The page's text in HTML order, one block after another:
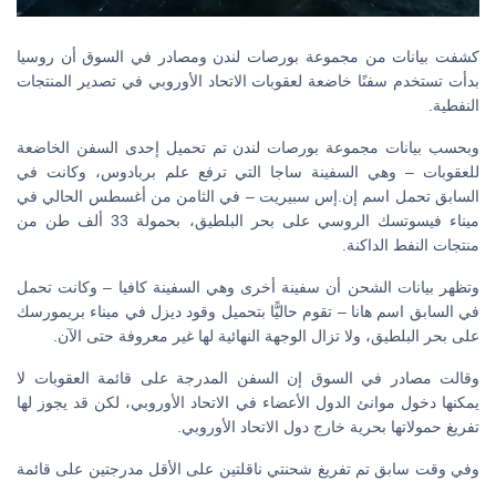
كشفت بيانات من مجموعة بورصات لندن ومصادر في السوق أن روسيا
بدأت تستخدم سفنًا خاضعة لعقوبات الاتحاد الأوروبي في تصدير المنتجات
النفطية.
وبحسب بيانات مجموعة بورصات لندن تم تحميل إحدى السفن الخاضعة
للعقوبات – وهي السفينة ساجا التي ترفع علم بربادوس، وكانت في
السابق تحمل اسم إن.إس سبيريت – في الثامن من أغسطس الحالي في
ميناء فيسوتسك الروسي على بحر البلطيق، بحمولة 33 ألف طن من
منتجات النفط الداكنة.
وتظهر بيانات الشحن أن سفينة أخرى وهي السفينة كافيا – وكانت تحمل
في السابق اسم هانا – تقوم حاليًّا بتحميل وقود ديزل في ميناء بريمورسك
على بحر البلطيق، ولا تزال الوجهة النهائية لها غير معروفة حتى الآن.
وقالت مصادر في السوق إن السفن المدرجة على قائمة العقوبات لا
يمكنها دخول موانئ الدول الأعضاء في الاتحاد الأوروبي، لكن قد يجوز لها
تفريغ حمولاتها بحرية خارج دول الاتحاد الأوروبي.
وفي وقت سابق تم تفريغ شحنتي ناقلتين على الأقل مدرجتين على قائمة